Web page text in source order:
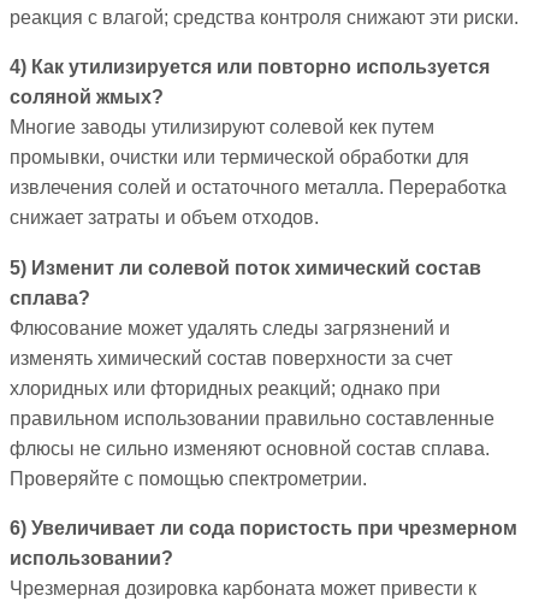
реакция с влагой; средства контроля снижают эти риски.
4) Как утилизируется или повторно используется
соляной жмых?
Многие заводы утилизируют солевой кек путем
промывки, очистки или термической обработки для
извлечения солей и остаточного металла. Переработка
снижает затраты и объем отходов.
5) Изменит ли солевой поток химический состав
сплава?
Флюсование может удалять следы загрязнений и
изменять химический состав поверхности за счет
хлоридных или фторидных реакций; однако при
правильном использовании правильно составленные
флюсы не сильно изменяют основной состав сплава.
Проверяйте с помощью спектрометрии.
6) Увеличивает ли сода пористость при чрезмерном
использовании?
Чрезмерная дозировка карбоната может привести к